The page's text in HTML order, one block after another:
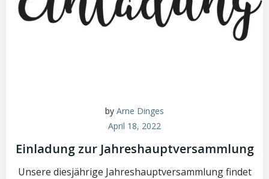
by Arne Dinges
April 18, 2022
Einladung zur Jahreshauptversammlung
Unsere diesjährige Jahreshauptversammlung findet